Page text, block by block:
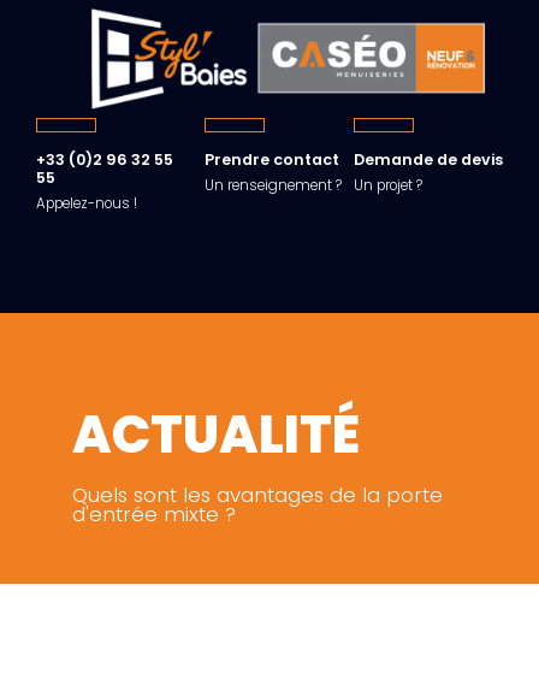
+33 (0)2 96 32 55
55
Appelez-nous !
Prendre contact
Un renseignement ?
Demande de devis
Un projet ?
ACTUALITÉ
Quels sont les avantages de la porte
d'entrée mixte ?